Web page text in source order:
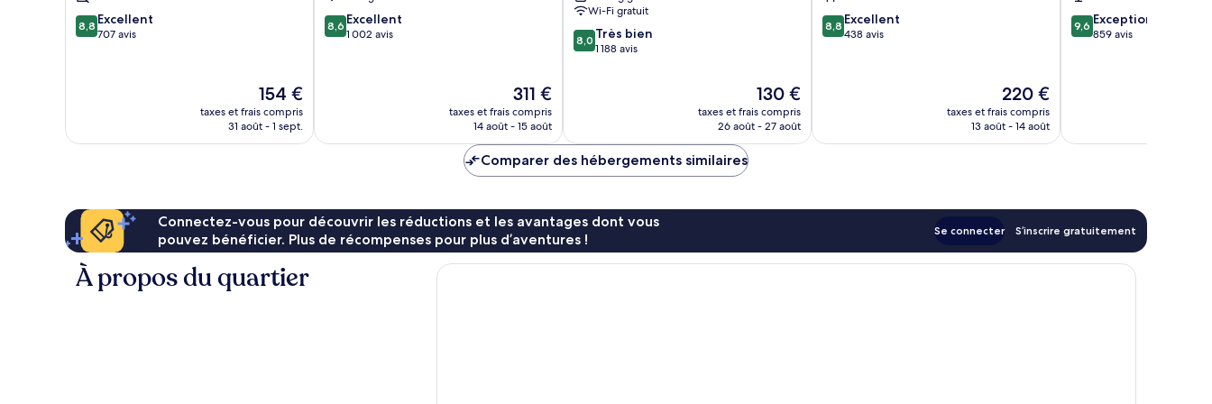
8.8
sur
8,8 Excellent
707 avis
Le
nouveau
prix
154 €
taxes et frais compris
31 août - 1 sept.
8.6
sur
8,6 Excellent
1 002 avis
Le
nouveau
prix
de
311 €
311 €
taxes et frais compris
14 août - 15 août
Wi-Fi gratuit
8.0
sur
8,0 Très bien
1 188 avis
Le
nouveau
prix
130 €
taxes et frais compris
26 août - 27 août
8.8
sur
8,8 Excellent
438 avis
Le
nouveau
prix
220 €
taxes et frais compris
13 août - 14 août
9.6
sur
9,6 Exceptionnel
859 avis
Comparer des hébergements similaires
Connectez-vous pour découvrir les réductions et les avantages dont vous
pouvez bénéficier. Plus de récompenses pour plus d’aventures !
Se connecter S’inscrire gratuitement
À propos du quartier